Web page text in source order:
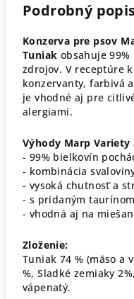
Podrobný
Konzerva pre psov
Tuniak obsahuje
zdrojov. V receptúre
konzervanty, farbivá
jevhodné aj pre
alergiami.
Výhody Marp Variety
- 99% bielkovín
- kombinácia
- vysoká chutnosť a
- s pridaným
- vhodná aj na
Zloženie:
Tuniak 74 % (mäso a
%, Sladké zemiaky
vápenatý.